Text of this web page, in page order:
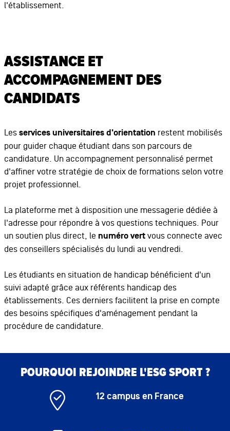
l'établissement.
ASSISTANCE ET
ACCOMPAGNEMENT DES
CANDIDATS
Les services universitaires d'orientation restent mobilisés
pour guider chaque étudiant dans son parcours de
candidature. Un accompagnement personnalisé permet
d'affiner votre stratégie de choix de formations selon votre
projet professionnel.
La plateforme met à disposition une messagerie dédiée à
l'adresse pour répondre à vos questions techniques. Pour
un soutien plus direct, le numéro vert vous connecte avec
des conseillers spécialisés du lundi au vendredi.
Les étudiants en situation de handicap bénéficient d'un
suivi adapté grâce aux référents handicap des
établissements. Ces derniers facilitent la prise en compte
des besoins spécifiques d'aménagement pendant la
procédure de candidature.
POURQUOI REJOINDRE L'ESG SPORT ?
12 campus en France